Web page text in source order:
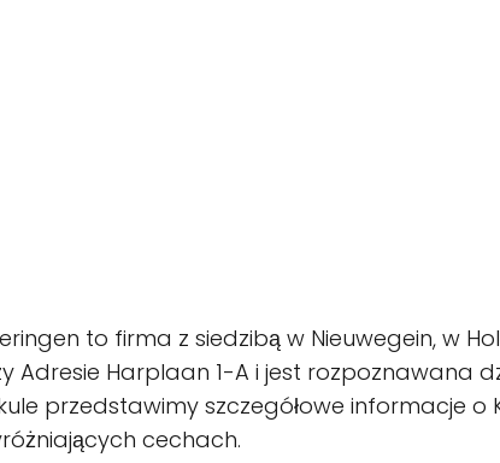
to firma z siedzibą w Nieuwegein, w
Adresie Harplaan 1-A i jest rozpoznawana
przedstawimy szczegółowe informacje o
cechach.